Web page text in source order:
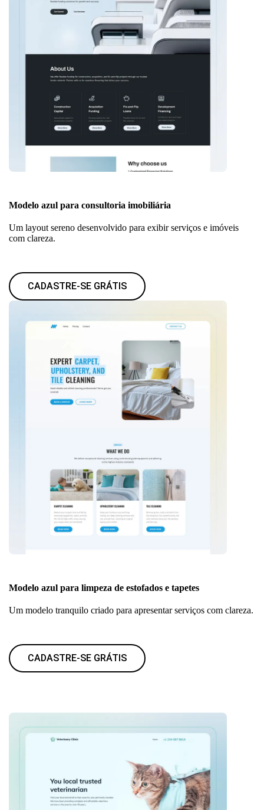
Modelo azul para consultoria imobiliária
Um layout sereno desenvolvido para exibir serviços e imóveis
com clareza.
CADASTRE-SE GRÁTIS
Modelo azul para limpeza de estofados e tapetes
Um modelo tranquilo criado para apresentar serviços com clareza.
CADASTRE-SE GRÁTIS